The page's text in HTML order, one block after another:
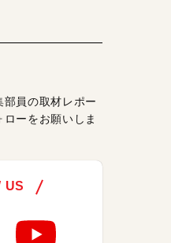
員の取材レポー
ローをお願いしま
US